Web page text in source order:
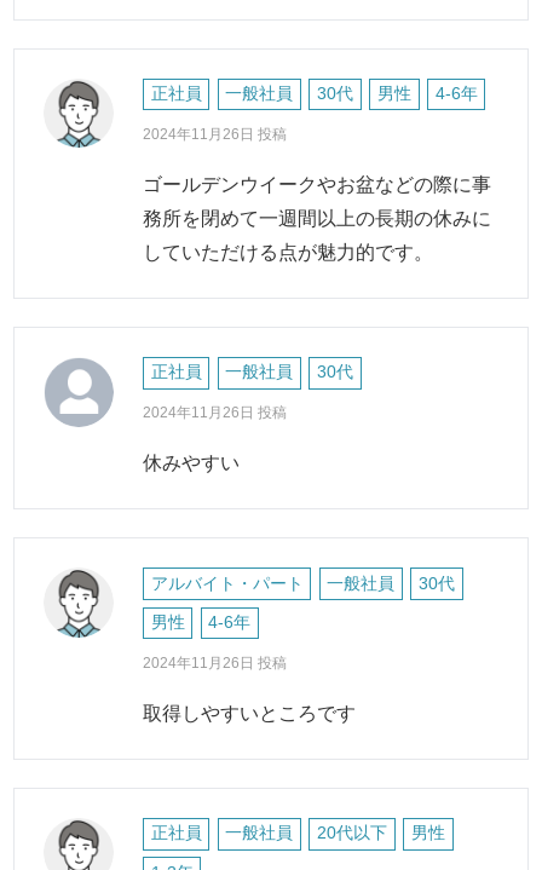
正社員 一般社員 30代 男性 4-6年
2024年11月26日 投稿
ゴールデンウイークやお盆などの際に事
務所を閉めて一週間以上の長期の休みに
していただける点が魅力的です。
正社員 一般社員 30代
2024年11月26日 投稿
休みやすい
アルバイト・パート 一般社員 30代
男性 4-6年
2024年11月26日 投稿
取得しやすいところです
正社員 一般社員 20代以下 男性